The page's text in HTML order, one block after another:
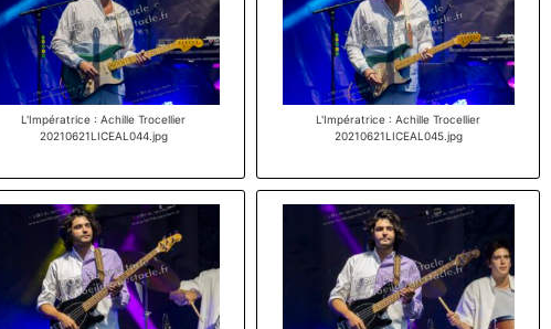
L'Impératrice : Achille Trocellier
20210621LICEAL044.jpg
L'Impératrice : Achille Trocellier
20210621LICEAL045.jpg